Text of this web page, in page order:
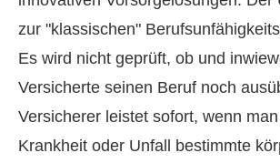
zur "klassischen"
Es wird nicht geprüft, ob und
Versicherte seinen Beruf noch
Versicherer leistet sofort, wenn
Krankheit oder Unfall bestimmte